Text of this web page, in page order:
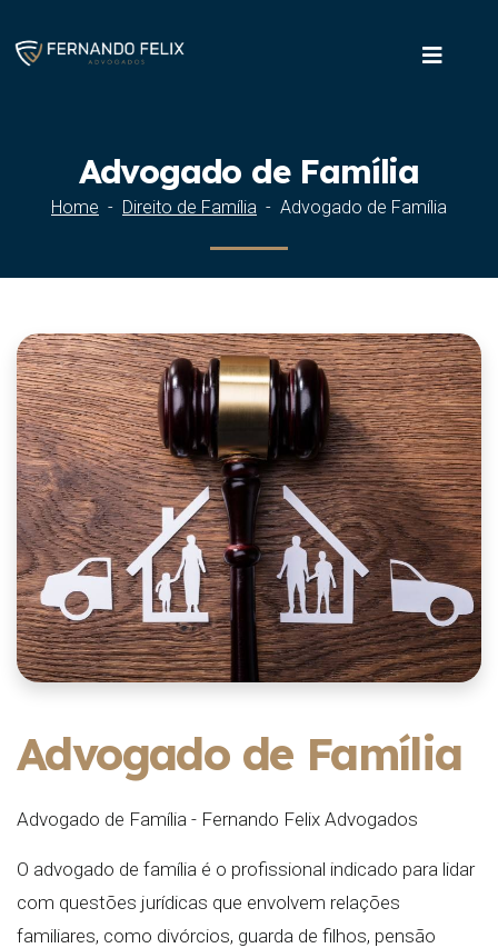
Advogado de Família
Home Direito de Família Advogado de Família
Advogado de Família
Advogado de Família - Fernando Felix Advogados
O advogado de família é o profissional indicado para lidar
com questões jurídicas que envolvem relações
familiares, como divórcios, guarda de filhos, pensão